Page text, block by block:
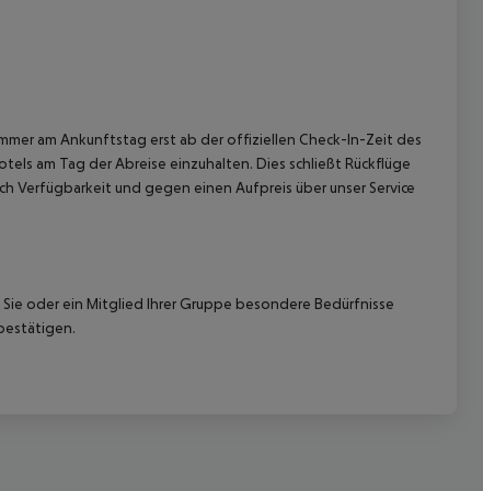
am Ankunftstag erst ab der offiziellen Check-In-Zeit des
am Tag der Abreise einzuhalten. Dies schließt Rückflüge
Verfügbarkeit und gegen einen Aufpreis über unser Service
oder ein Mitglied Ihrer Gruppe besondere Bedürfnisse